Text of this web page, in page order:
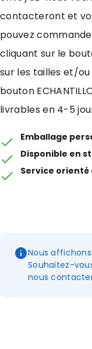
contacteront et
pouvez
cliquant sur le
sur les tailles et/
bouton
livrables en 4-5
Emballage
Disponible en
Service orienté
Nous
Souhaitez-
nous